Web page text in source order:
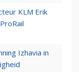
KLM Erik
Izhavia in